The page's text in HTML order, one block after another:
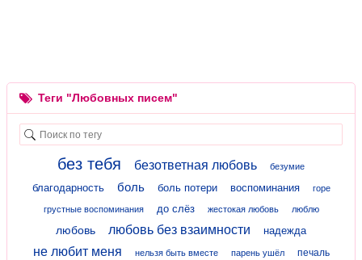
Теги "Любовных писем"
без тебя безответная любовь безумие
благодарность боль боль потери воспоминания горе
грустные воспоминания до слёз жестокая любовь люблю
любовь любовь без взаимности надежда
не любит меня нельзя быть вместе парень ушёл печаль